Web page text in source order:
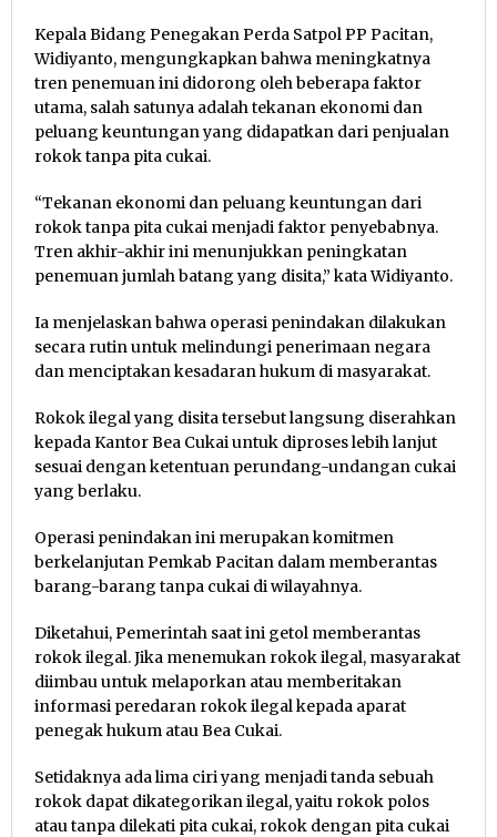
Kepala Bidang Penegakan Perda Satpol PP Pacitan,
Widiyanto, mengungkapkan bahwa meningkatnya
tren penemuan ini didorong oleh beberapa faktor
utama, salah satunya adalah tekanan ekonomi dan
peluang keuntungan yang didapatkan dari penjualan
rokok tanpa pita cukai.
“Tekanan ekonomi dan peluang keuntungan dari
rokok tanpa pita cukai menjadi faktor penyebabnya.
Tren akhir-akhir ini menunjukkan peningkatan
penemuan jumlah batang yang disita,” kata Widiyanto.
Ia menjelaskan bahwa operasi penindakan dilakukan
secara rutin untuk melindungi penerimaan negara
dan menciptakan kesadaran hukum di masyarakat.
Rokok ilegal yang disita tersebut langsung diserahkan
kepada Kantor Bea Cukai untuk diproses lebih lanjut
sesuai dengan ketentuan perundang-undangan cukai
yang berlaku.
Operasi penindakan ini merupakan komitmen
berkelanjutan Pemkab Pacitan dalam memberantas
barang-barang tanpa cukai di wilayahnya.
Diketahui, Pemerintah saat ini getol memberantas
rokok ilegal. Jika menemukan rokok ilegal, masyarakat
diimbau untuk melaporkan atau memberitakan
informasi peredaran rokok ilegal kepada aparat
penegak hukum atau Bea Cukai.
Setidaknya ada lima ciri yang menjadi tanda sebuah
rokok dapat dikategorikan ilegal, yaitu rokok polos
atau tanpa dilekati pita cukai, rokok dengan pita cukai